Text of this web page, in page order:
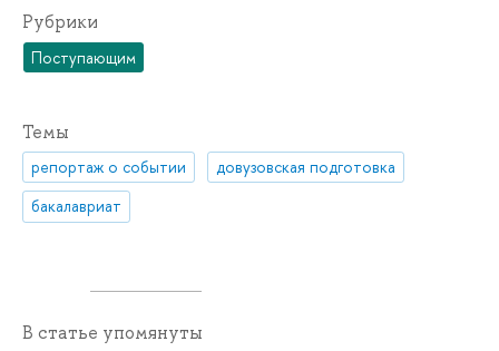
Рубрики
Поступающим
Темы
репортаж о событии
довузовская подготовка
бакалавриат
В статье упомянуты